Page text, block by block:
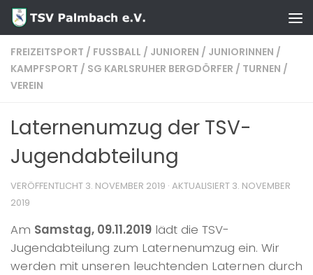
Zum Inhalt springen
FREIZEITSPORT / FUSSBALL / JUNIOREN / JUNIORINNEN /
KAMPFSPORT / SG KARLSRUHER BERGDÖRFER / TURNEN /
VEREIN
Laternenumzug der TSV-
Jugendabteilung
VERÖFFENTLICHT 3. NOVEMBER 2019 · AKTUALISIERT 3. NOVEMBER
2019
Am Samstag, 09.11.2019 lädt die TSV-
Jugendabteilung zum Laternenumzug ein. Wir
werden mit unseren leuchtenden Laternen durch